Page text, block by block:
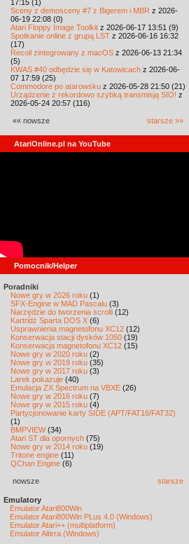
17:15 (1)
Sceny z demosceny #7 z Bigerem i MBR z 2026-
06-19 22:08 (0)
Atari Floppy Image Toolkit z 2026-06-17 13:51 (9)
Spotkanie online z grupą LST z 2026-06-16 16:32
(17)
Recoil zintegrowany z macOS z 2026-06-13 21:34
(5)
KWAS #40 odbędzie się w Katowicach z 2026-06-
07 17:59 (25)
Commodore po atarowsku z 2026-05-28 21:50 (21)
Urządzenie z rekordowo szybką transmisją SIO! z
2026-05-24 20:57 (116)
«« nowsze starsze »»
AtariOnline.pl na YouTube
Pomocnik/Helper
Poradniki
Nowe gry w 2026 roku (1)
SFX-Engine w MAD Pascalu (3)
Narzędzie do tworzenia scrolli (12)
Kartridż Sparta DOS X (6)
Usprawnienia magnetofonu XC12 (12)
Konserwacja stacji dysków 1050 (19)
Konserwacja magnetofonu XC12 (15)
Nowe gry w 2020 roku (2)
Nowe gry w 2019 roku (35)
Nowe gry w 2017 roku (3)
Larek pokazuje (40)
Emulacja ZX Spectrum na VBXE (26)
Nowe gry w 2016 roku (7)
Nowe gry w 2015 roku (4)
Partycjonowanie karty SIDE (APT/FAT16/FAT32)
(1)
BMPVIEW(34)
Atari ST dla opornych (75)
Nowe gry w 2014 roku (19)
Tritone engine (11)
QChan Engine (6)
nowsze starsze
Emulatory
Emulator Atari800Win
Emulator Atari800Win PLus 4.0 (Windows)
Emulator Atari++ (multiplatform)
Emulator Altirra (Windows)